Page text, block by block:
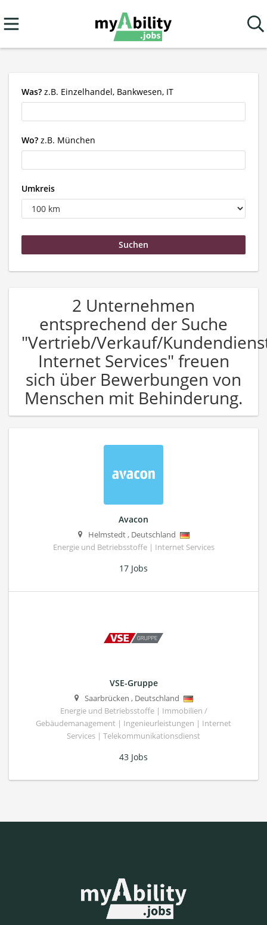
Was? z.B. Einzelhandel, Bankwesen, IT
Wo? z.B. München
Umkreis
2 Unternehmen
entsprechend der Suche
"Vertrieb/Verkauf/
Internet Services" freuen
sich über Bewerbungen von
Menschen mit Behinderung.
Avacon
Helmstedt, Deutschland
Energie und Betriebsstoffe | Internet Services
17 Jobs
VSE-Gruppe
Saarbrücken , Deutschland
Energie und Betriebsstoffe | Immobilien /
Gebäudemanagement | Ingenieurleistungen | Internet
Services | Telekommunikationsdienst
43 Jobs